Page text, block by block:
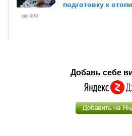
подготовку к
909
Добавь себе